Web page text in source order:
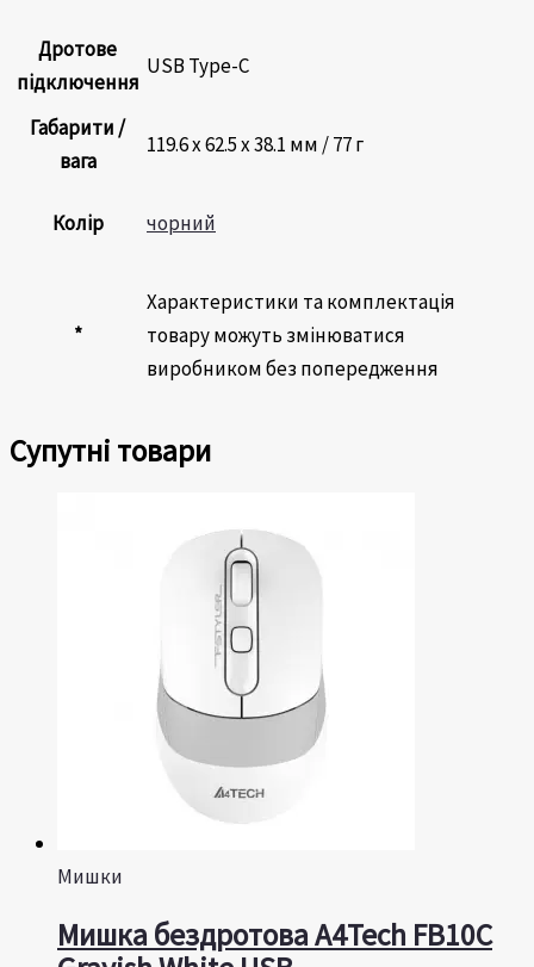
Дротове
підключення
USB Type-C
Габарити /
вага
119.6 х 62.5 х 38.1 мм / 77 г
Колір чорний
*
Характеристики та комплектація
товару можуть змінюватися
виробником без попередження
Супутні товари
Мишки
Мишка бездротова A4Tech FB10C